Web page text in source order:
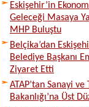
Eskişehir’in
Geleceği Masaya
MHP Buluştu
Belçika’dan
Belediye Başkanı
Ziyaret Etti
ATAP’tan Sanayi ve
Bakanlığı’na Üst